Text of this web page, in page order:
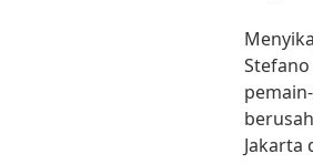
Jakarta